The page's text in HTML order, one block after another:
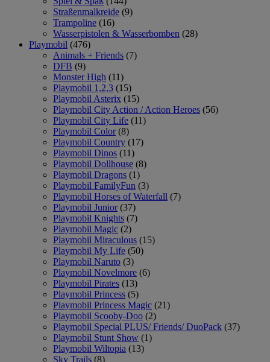
Straßenmalkreide (9)
Trampoline (16)
Wasserpistolen & Wasserbomben (28)
Playmobil (476)
Animals + Friends (7)
DFB (9)
Monster High (11)
Playmobil 1,2,3 (15)
Playmobil Asterix (15)
Playmobil City Action / Action Heroes (56)
Playmobil City Life (11)
Playmobil Color (8)
Playmobil Country (17)
Playmobil Dinos (11)
Playmobil Dollhouse (8)
Playmobil Dragons (1)
Playmobil FamilyFun (3)
Playmobil Horses of Waterfall (7)
Playmobil Junior (37)
Playmobil Knights (7)
Playmobil Magic (2)
Playmobil Miraculous (15)
Playmobil My Life (50)
Playmobil Naruto (3)
Playmobil Novelmore (6)
Playmobil Pirates (13)
Playmobil Princess (5)
Playmobil Princess Magic (21)
Playmobil Scooby-Doo (2)
Playmobil Special PLUS/ Friends/ DuoPack (37)
Playmobil Stunt Show (1)
Playmobil Wiltopia (13)
Sky Trails (8)